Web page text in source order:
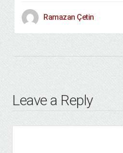
Ramazan Çetin
Leave a Reply